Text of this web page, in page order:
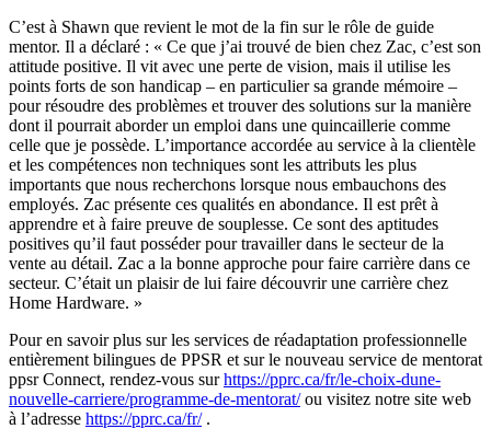
C’est à Shawn que revient le mot de la fin sur le rôle de guide
mentor. Il a déclaré : « Ce que j’ai trouvé de bien chez Zac, c’est son
attitude positive. Il vit avec une perte de vision, mais il utilise les
points forts de son handicap – en particulier sa grande mémoire –
pour résoudre des problèmes et trouver des solutions sur la manière
dont il pourrait aborder un emploi dans une quincaillerie comme
celle que je possède. L’importance accordée au service à la clientèle
et les compétences non techniques sont les attributs les plus
importants que nous recherchons lorsque nous embauchons des
employés. Zac présente ces qualités en abondance. Il est prêt à
apprendre et à faire preuve de souplesse. Ce sont des aptitudes
positives qu’il faut posséder pour travailler dans le secteur de la
vente au détail. Zac a la bonne approche pour faire carrière dans ce
secteur. C’était un plaisir de lui faire découvrir une carrière chez
Home Hardware. »
Pour en savoir plus sur les services de réadaptation professionnelle
entièrement bilingues de PPSR et sur le nouveau service de mentorat
ppsr Connect, rendez-vous surhttps://pprc.ca/fr/le-choix-dune-
nouvelle-carriere/programme-de-mentorat/ou visitez notre site web
à l’adresse https://pprc.ca/fr/.